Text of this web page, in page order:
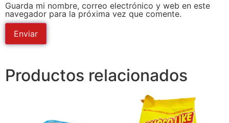
Guarda mi nombre, correo electrónico y web en este
navegador para la próxima vez que comente.
Productos relacionados